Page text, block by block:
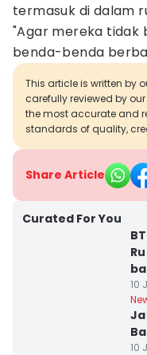
termasuk di dalam
"Agar mereka tidak
benda-benda
This article is written by
carefully reviewed by
the most accurate and
standards of quality,
Share Article
Curated For You
10
10